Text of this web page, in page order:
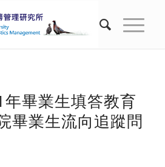
畢業生填答教育
畢業生流向追蹤問